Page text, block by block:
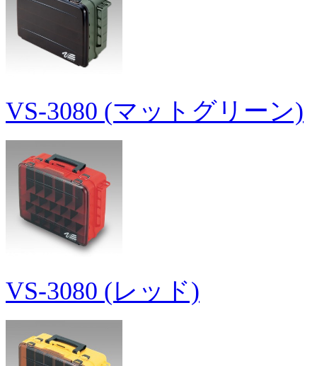
VS-3080 (マットグリーン)
VS-3080 (レッド)